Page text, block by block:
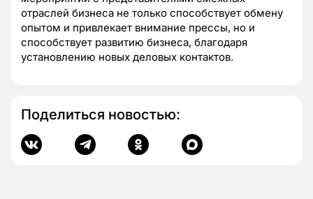
отраслей бизнеса не только способствует обмену
опытом и привлекает внимание прессы, но и
способствует развитию бизнеса, благодаря
установлению новых деловых контактов.
Поделиться новостью: